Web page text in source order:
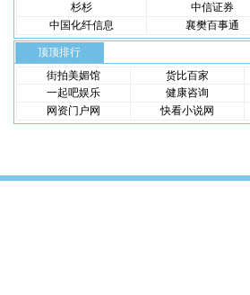
杉杉
中信证券
中国化纤信息
襄樊百事通
顶顶排行
街拍美媚馆
货比百家
一起吧娱乐
健康咨询
网资门户网
快看小说网